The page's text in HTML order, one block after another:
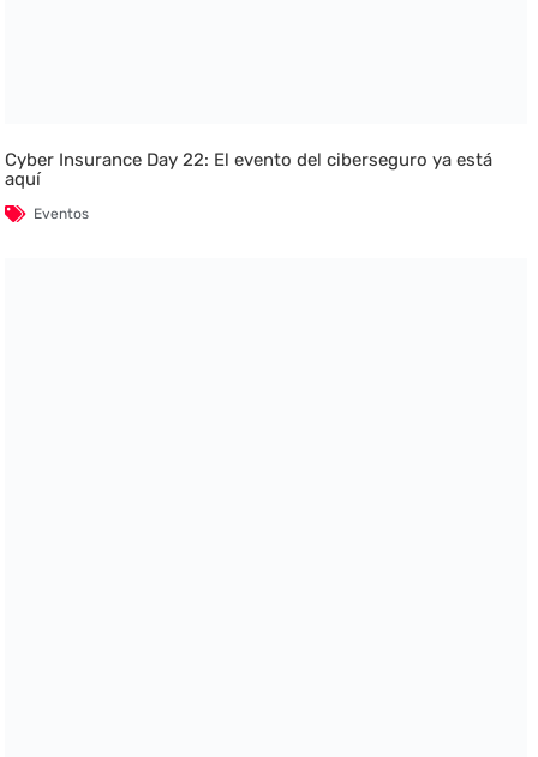
Cyber Insurance Day 22: El evento del ciberseguro ya está
aquí
Eventos